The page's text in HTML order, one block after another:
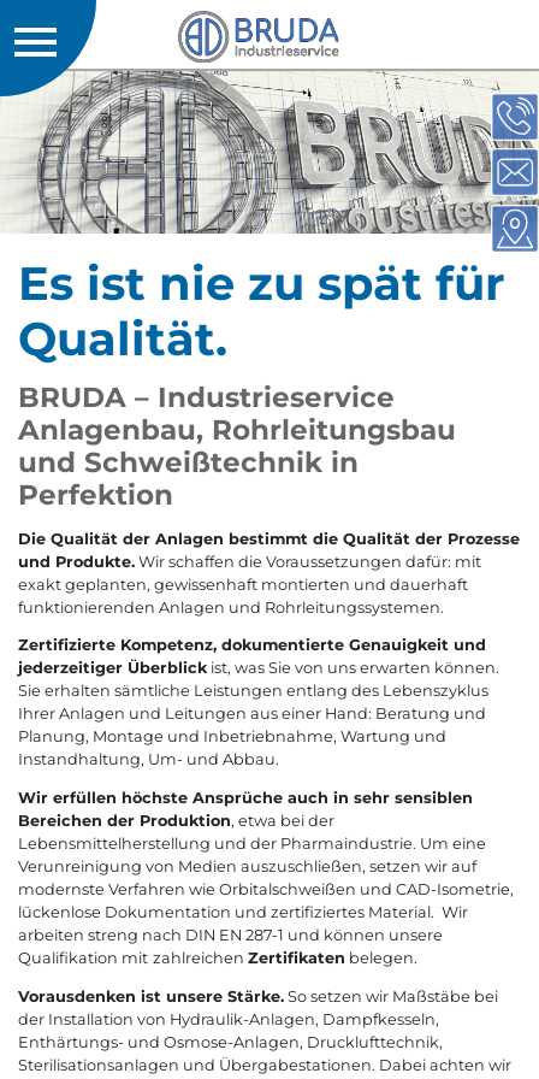
Es ist nie zu spät für
Qualität.
BRUDA – Industrieservice
Anlagenbau, Rohrleitungsbau
und Schweißtechnik in
Perfektion
Die Qualität der Anlagen bestimmt die Qualität der Prozesse
und Produkte. Wir schaffen die Voraussetzungen dafür: mit
exakt geplanten, gewissenhaft montierten und dauerhaft
funktionierenden Anlagen und Rohrleitungssystemen.
Zertifizierte Kompetenz, dokumentierte Genauigkeit und
jederzeitiger Überblickist, was Sie von uns erwarten können.
Sie erhalten sämtliche Leistungen entlang des Lebenszyklus
Ihrer Anlagen und Leitungen aus einer Hand: Beratung und
Planung, Montage und Inbetriebnahme, Wartung und
Instandhaltung, Um- und Abbau.
Wir erfüllen höchste Ansprüche auch in sehr sensiblen
Bereichen der Produktion, etwa bei der
Lebensmittelherstellung und der Pharmaindustrie. Um eine
Verunreinigung von Medien auszuschließen, setzen wir auf
modernste Verfahren wie Orbitalschweißen und CAD-Isometrie,
lückenlose Dokumentation und zertifiziertes Material. Wir
arbeiten streng nach DIN EN 287-1 und können unsere
Qualifikation mit zahlreichen Zertifikaten belegen.
Vorausdenken ist unsere Stärke. So setzen wir Maßstäbe bei
der Installation von Hydraulik-Anlagen, Dampfkesseln,
Enthärtungs- und Osmose-Anlagen, Drucklufttechnik,
Sterilisationsanlagen und Übergabestationen. Dabei achten wir